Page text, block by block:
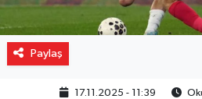
Paylaş
17.11.2025 - 11:39